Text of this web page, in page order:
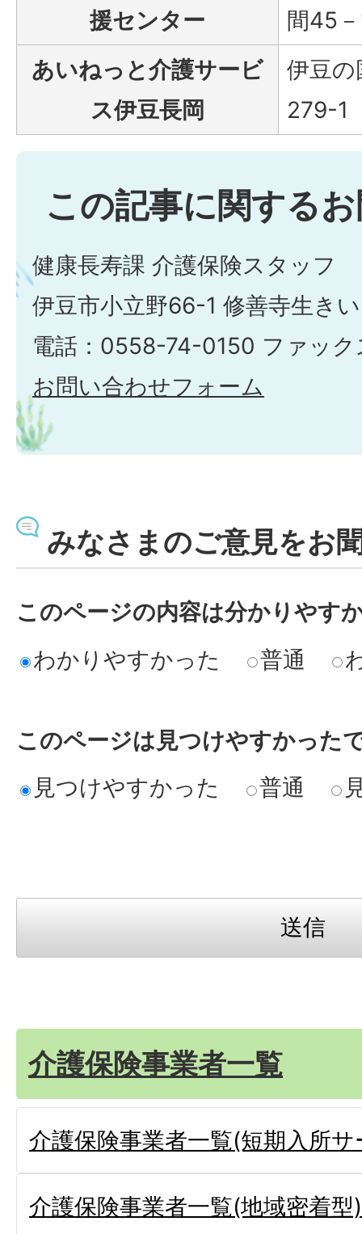
援センター
間45
あいねっと介護サービ
ス伊豆長岡
伊豆の
279-1
この記事に関する
健康長寿課 介護保険スタッフ
伊豆市小立野66-1 修善寺生き
電話：0558-74-0150 ファッ
お問い合わせフォーム
みなさまのご意見をお
このページの内容は分かりやす
わかりやすかった
普通
このページは見つけやすかった
見つけやすかった
普通
介護保険事業者一覧
介護保険事業者一覧(短期入所
介護保険事業者一覧(地域密着型)